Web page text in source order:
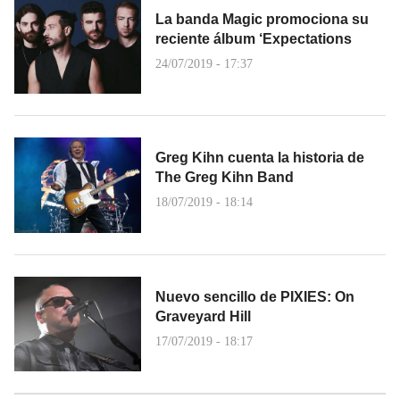
La banda Magic promociona su
reciente álbum ‘Expectations
24/07/2019 - 17:37
Greg Kihn cuenta la historia de
The Greg Kihn Band
18/07/2019 - 18:14
Nuevo sencillo de PIXIES: On
Graveyard Hill
17/07/2019 - 18:17